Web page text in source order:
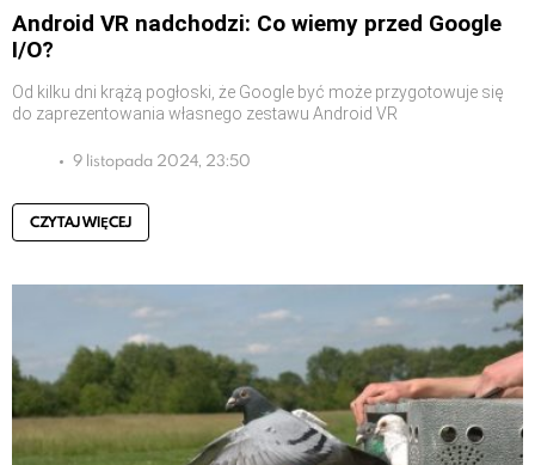
Android VR nadchodzi: Co wiemy przed Google
I/O?
Od kilku dni krążą pogłoski, że Google być może przygotowuje się
do zaprezentowania własnego zestawu Android VR
9 listopada 2024, 23:50
CZYTAJ WIĘCEJ